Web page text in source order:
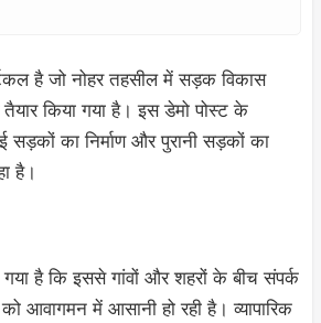
है जो नोहर तहसील में सड़क विकास
तैयार किया गया है। इस डेमो पोस्ट के
का निर्माण और पुरानी सड़कों का
है।
गया है कि इससे गांवों और शहरों के बीच संपर्क
आवागमन में आसानी हो रही है। व्यापारिक